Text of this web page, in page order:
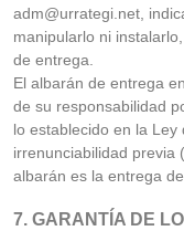
adm@urrategi.net,
manipularlo ni
de entrega.
El albarán de entrega
de su responsabilidad
lo establecido en la
irrenunciabilidad previa
albarán es la entrega
7. GARANTÍA DE